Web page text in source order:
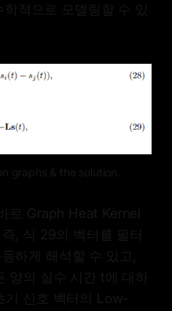
적으로 모델링할 수 있
graphs & the solution.
로 Graph Heat Kernel
, 식 29의 벡터를 필터
하게 해석할 수 있고,
양의 실수 시간 t에 대하
기 신호 벡터의 Low-